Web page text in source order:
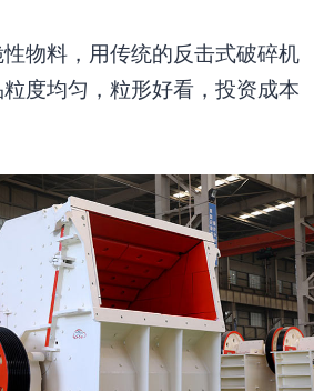
物料，用传统的反击式破碎机
度均匀，粒形好看，投资成本